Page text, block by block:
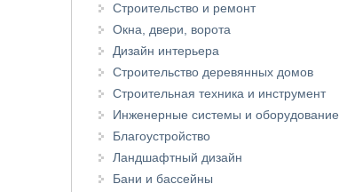
Строительство и ремонт
Окна, двери, ворота
Дизайн интерьера
Строительство деревянных домов
Строительная техника и инструмент
Инженерные системы и оборудование
Благоустройство
Ландшафтный дизайн
Бани и бассейны